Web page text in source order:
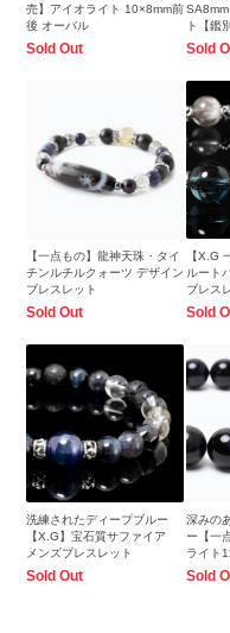
売】アイオライト 10×8mm前
後 オーバル
Sold Out
ト【鑑
Sold
【一点もの】龍神天珠・タイ
チンルチルクォーツ デザイン
ブレスレット
Sold Out
【X.G
ルート
ブレス
Sold
洗練されたディープブルー
【X.G】宝石質サファイア
メンズブレスレット
Sold Out
深みの
ー【一
ライト
レット
Sold